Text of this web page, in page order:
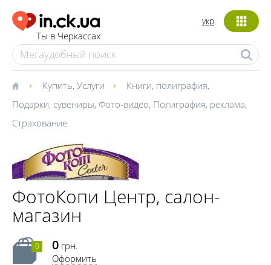
Ты в Черкассах
укр
Купить, Услуги Книги, полиграфия,
Подарки, сувениры, Фото-видео, Полиграфия, реклама,
Страхование
ФотоКопи Центр, салон-
магазин
0 0 грн.
Оформить